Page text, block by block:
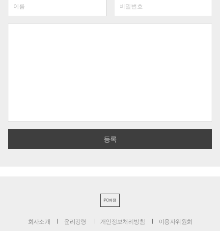
PC버전
회사소개 윤리강령 개인정보처리방침 이용자위원회